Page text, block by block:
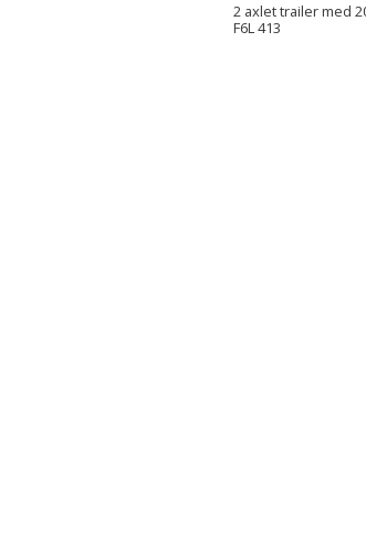
2 axlet trailer med
F6L 413